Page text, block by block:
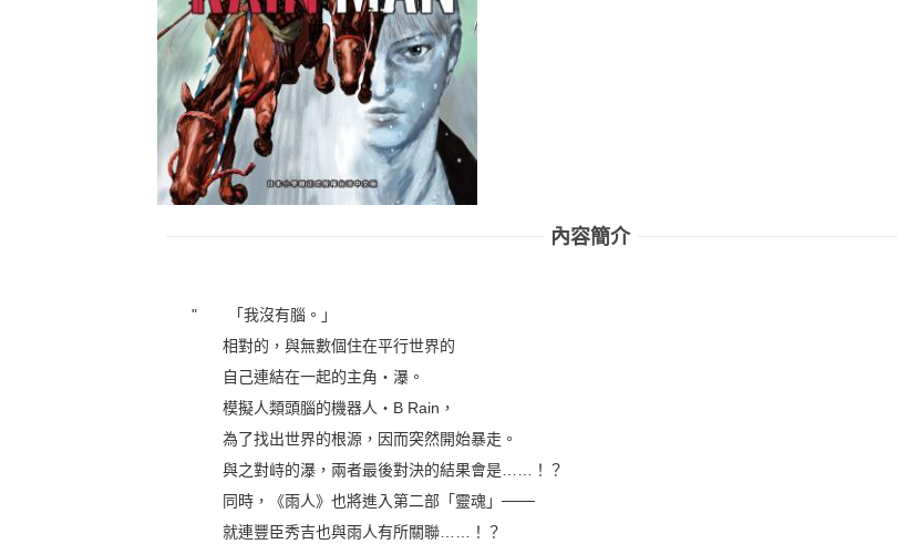
內容簡介
" 「我沒有腦。」
相對的，與無數個住在平行世界的
自己連結在一起的主角‧瀑。
模擬人類頭腦的機器人‧B Rain，
為了找出世界的根源，因而突然開始暴走。
與之對峙的瀑，兩者最後對決的結果會是……！？
同時，《雨人》也將進入第二部「靈魂」───
就連豐臣秀吉也與雨人有所關聯……！？